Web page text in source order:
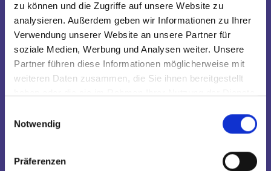
zu können und die Zugriffe auf unsere Website zu
analysieren. Außerdem geben wir Informationen zu Ihrer
Verwendung unserer Website an unsere Partner für
soziale Medien, Werbung und Analysen weiter. Unsere
Partner führen diese Informationen möglicherweise mit
weiteren Daten zusammen, die Sie ihnen bereitgestellt
Notwendig
Präferenzen
Rafael Reyes Rivera